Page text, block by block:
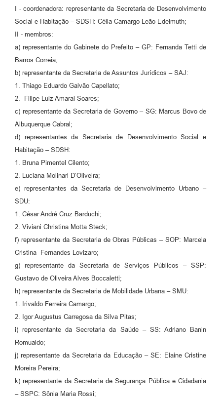
I - coordenadora: representante da Secretaria de Desenvolvimento
Social e Habitação – SDSH: Célia Camargo Leão Edelmuth;
II - membros:
a) representante do Gabinete do Prefeito – GP: Fernanda Tetti de
Barros Correia;
b) representante da Secretaria de Assuntos Jurídicos – SAJ:
1. Thiago Eduardo Galvão Capellato;
2. Filipe Luiz Amaral Soares;
c) representante da Secretaria de Governo – SG: Marcus Bovo de
Albuquerque Cabral;
d) representantes da Secretaria de Desenvolvimento Social e
Habitação – SDSH:
1. Bruna Pimentel Cilento;
2. Luciana Molinari D’Oliveira;
e) representantes da Secretaria de Desenvolvimento Urbano –
SDU:
1. César André Cruz Barduchi;
2. Viviani Christina Motta Steck;
f) representante da Secretaria de Obras Públicas – SOP: Marcela
Cristina Fernandes Lovizaro;
g) representante da Secretaria de Serviços Públicos – SSP:
Gustavo de Oliveira Alves Boccaletti;
h) representante da Secretaria de Mobilidade Urbana – SMU:
1. Irivaldo Ferreira Camargo;
2. Igor Augustus Carregosa da Silva Pitas;
i) representante da Secretaria da Saúde – SS: Adriano Banin
Romualdo;
j) representante da Secretaria da Educação – SE: Elaine Cristine
Moreira Pereira;
k) representante da Secretaria de Segurança Pública e Cidadania
– SSPC: Sônia Maria Rossi;